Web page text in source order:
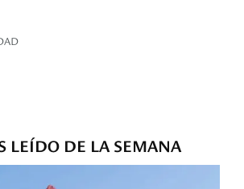
LEÍDO DE LA SEMANA